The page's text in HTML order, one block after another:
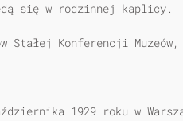
się w rodzinnej kaplicy.
Stałej Konferencji
1929 roku w